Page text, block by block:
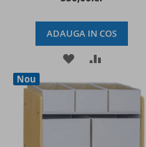
ADAUGA IN COS
ADAUGATI
LA
ADAUGATI
PENTRU
Nou